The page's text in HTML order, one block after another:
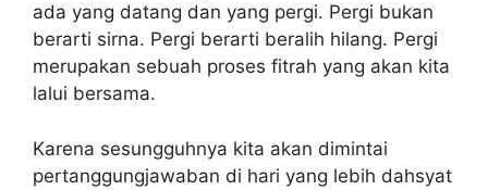
ada yang datang dan yang pergi. Pergi bukan
berarti sirna. Pergi berarti beralih hilang. Pergi
merupakan sebuah proses fitrah yang akan kita
lalui bersama.
Karena sesungguhnya kita akan dimintai
pertanggungjawaban di hari yang lebih dahsyat